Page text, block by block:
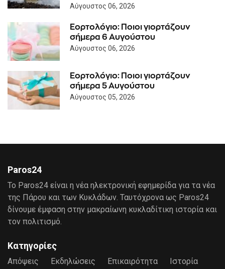
Αύγουστος 06, 2026
Εορτολόγιο: Ποιοι γιορτάζουν
σήμερα 6 Αυγούστου
Αύγουστος 06, 2026
Εορτολόγιο: Ποιοι γιορτάζουν
σήμερα 5 Αυγούστου
Αύγουστος 05, 2026
Paros24
Το Paros24 είναι η νέα ηλεκτρονική εφημερίδα για τα νέα
της Πάρου και των Κυκλάδων. Ταυτόχρονα ως Paros24
δίνουμε έμφαση στην μακραίωνη κυκλαδίτικη ιστορία και
τον πολιτισμό.
Κατηγορίες
Απόψεις Εκδηλώσεις Επικαιρότητα Ιστορία